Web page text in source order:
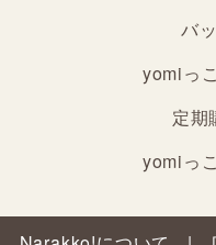
バ
yomiっ
定期
yomiっ